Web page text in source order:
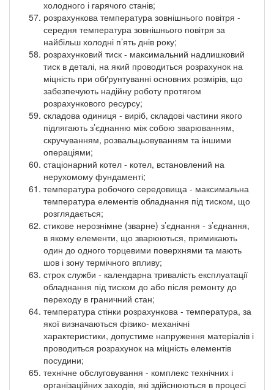
холодного і гарячого станів;
розрахункова температура зовнішнього повітря -
середня температура зовнішнього повітря за
найбільш холодні п’ять днів року;
розрахунковий тиск - максимальний надлишковий
тиск в деталі, на який проводиться розрахунок на
міцність при обґрунтуванні основних розмірів, що
забезпечують надійну роботу протягом
розрахункового ресурсу;
складова одиниця - виріб, складові частини якого
підлягають з’єднанню між собою зварюванням,
скручуванням, розвальцьовуванням та іншими
операціями;
стаціонарний котел - котел, встановлений на
нерухомому фундаменті;
температура робочого середовища - максимальна
температура елементів обладнання під тиском, що
розглядається;
стикове нерознімне (зварне) з’єднання - з’єднання,
в якому елементи, що зварюються, примикають
один до одного торцевими поверхнями та мають
шов і зону термічного впливу;
строк служби - календарна тривалість експлуатації
обладнання під тиском до або після ремонту до
переходу в граничний стан;
температура стінки розрахункова - температура, за
якої визначаються фізико- механічні
характеристики, допустиме напруження матеріалів і
проводиться розрахунок на міцність елементів
посудини;
технічне обслуговування - комплекс технічних і
організаційних заходів, які здійснюються в процесі